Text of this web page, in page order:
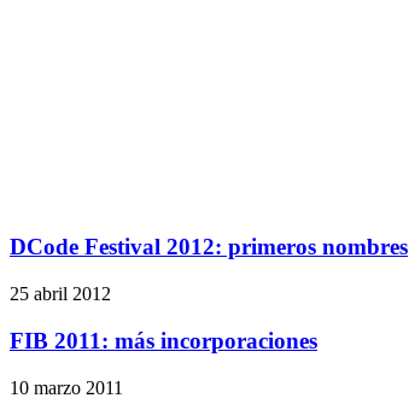
DCode Festival 2012: primeros nombres
25 abril 2012
FIB 2011: más incorporaciones
10 marzo 2011